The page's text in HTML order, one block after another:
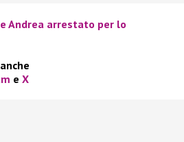
Andrea arrestato per lo
anche
e X